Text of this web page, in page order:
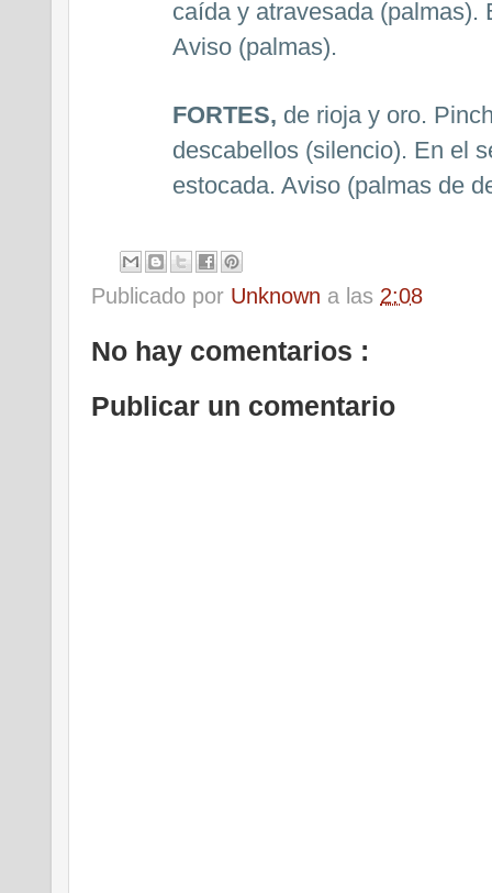
caída y atravesada (palmas).
Aviso (palmas).
FORTES, de rioja y oro.
descabellos (silencio). En el
estocada. Aviso (palmas de
Publicado por Unknown a las 2:08
No hay comentarios :
Publicar un comentario